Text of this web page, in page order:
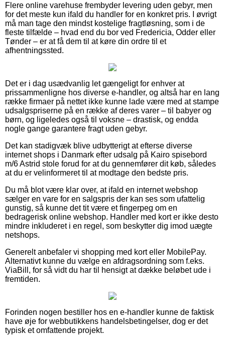
Flere online varehuse frembyder levering uden gebyr, men
for det meste kun ifald du handler for en konkret pris. I øvrigt
må man tage den mindst kostelige fragtløsning, som i de
fleste tilfælde – hvad end du bor ved Fredericia, Odder eller
Tønder – er at få dem til at køre din ordre til et
afhentningssted.
Det er i dag usædvanlig let gængeligt for enhver at
prissammenligne hos diverse e-handler, og altså har en lang
række firmaer på nettet ikke kunne lade være med at stampe
udsalgspriserne på en række af deres varer – til babyer og
børn, og ligeledes også til voksne – drastisk, og endda
nogle gange garantere fragt uden gebyr.
Det kan stadigvæk blive udbytterigt at efterse diverse
internet shops i Danmark efter udsalg på Kairo spisebord
m/6 Astrid stole forud for at du gennemfører dit køb, således
at du er velinformeret til at modtage den bedste pris.
Du må blot være klar over, at ifald en internet webshop
sælger en vare for en salgspris der kan ses som ufattelig
gunstig, så kunne det tit være et fingerpeg om en
bedragerisk online webshop. Handler med kort er ikke desto
mindre inkluderet i en regel, som beskytter dig imod uægte
netshops.
Generelt anbefaler vi shopping med kort eller MobilePay.
Alternativt kunne du vælge en afdragsordning som f.eks.
ViaBill, for så vidt du har til hensigt at dække beløbet ude i
fremtiden.
Forinden nogen bestiller hos en e-handler kunne de faktisk
have øje for webbutikkens handelsbetingelser, dog er det
typisk et omfattende projekt.